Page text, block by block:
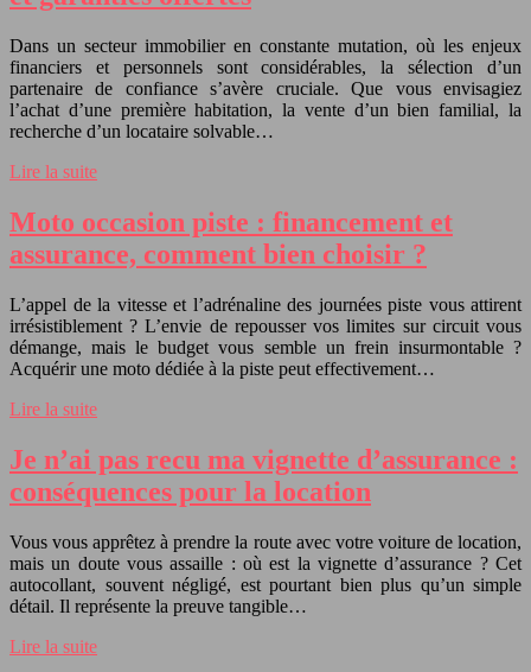
Dans un secteur immobilier en constante mutation, où les enjeux
financiers et personnels sont considérables, la sélection d’un
partenaire de confiance s’avère cruciale. Que vous envisagiez
l’achat d’une première habitation, la vente d’un bien familial, la
recherche d’un locataire solvable…
Lire la suite
Moto occasion piste : financement et
assurance, comment bien choisir ?
L’appel de la vitesse et l’adrénaline des journées piste vous attirent
irrésistiblement ? L’envie de repousser vos limites sur circuit vous
démange, mais le budget vous semble un frein insurmontable ?
Acquérir une moto dédiée à la piste peut effectivement…
Lire la suite
Je n’ai pas recu ma vignette d’assurance :
conséquences pour la location
Vous vous apprêtez à prendre la route avec votre voiture de location,
mais un doute vous assaille : où est la vignette d’assurance ? Cet
autocollant, souvent négligé, est pourtant bien plus qu’un simple
détail. Il représente la preuve tangible…
Lire la suite